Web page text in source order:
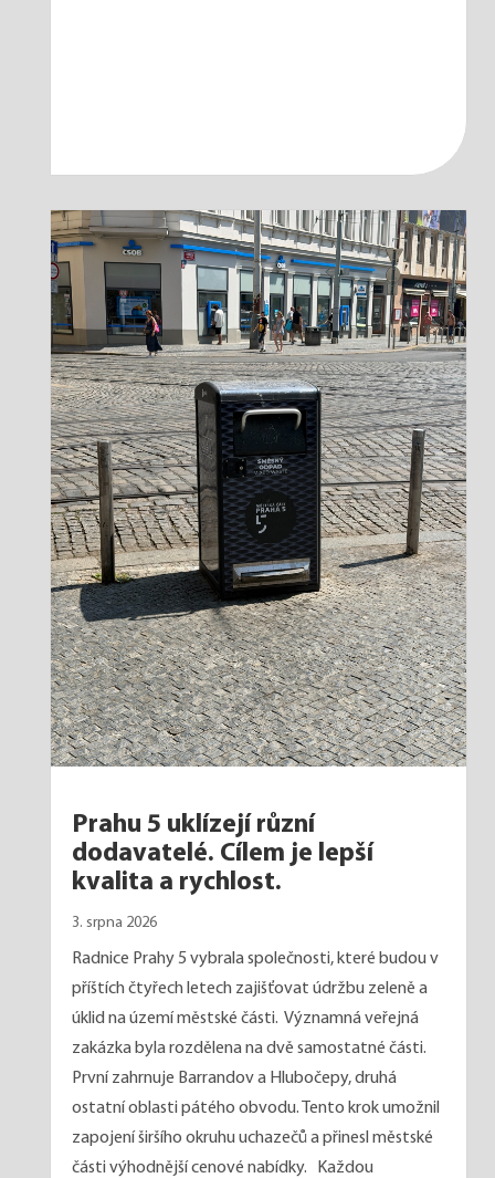
Prahu 5 uklízejí různí
dodavatelé. Cílem je lepší
kvalita a rychlost.
3. srpna 2026
Radnice Prahy 5 vybrala společnosti, které budou v
příštích čtyřech letech zajišťovat údržbu zeleně a
úklid na území městské části. Významná veřejná
zakázka byla rozdělena na dvě samostatné části.
První zahrnuje Barrandov a Hlubočepy, druhá
ostatní oblasti pátého obvodu. Tento krok umožnil
zapojení širšího okruhu uchazečů a přinesl městské
části výhodnější cenové nabídky. Každou